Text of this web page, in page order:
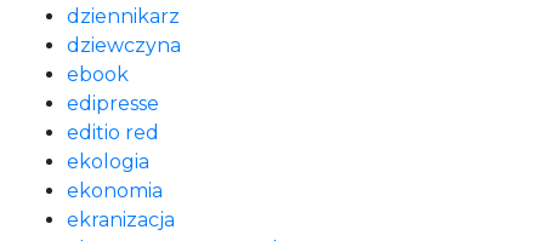
dziennikarz
dziewczyna
ebook
edipresse
editio red
ekologia
ekonomia
ekranizacja